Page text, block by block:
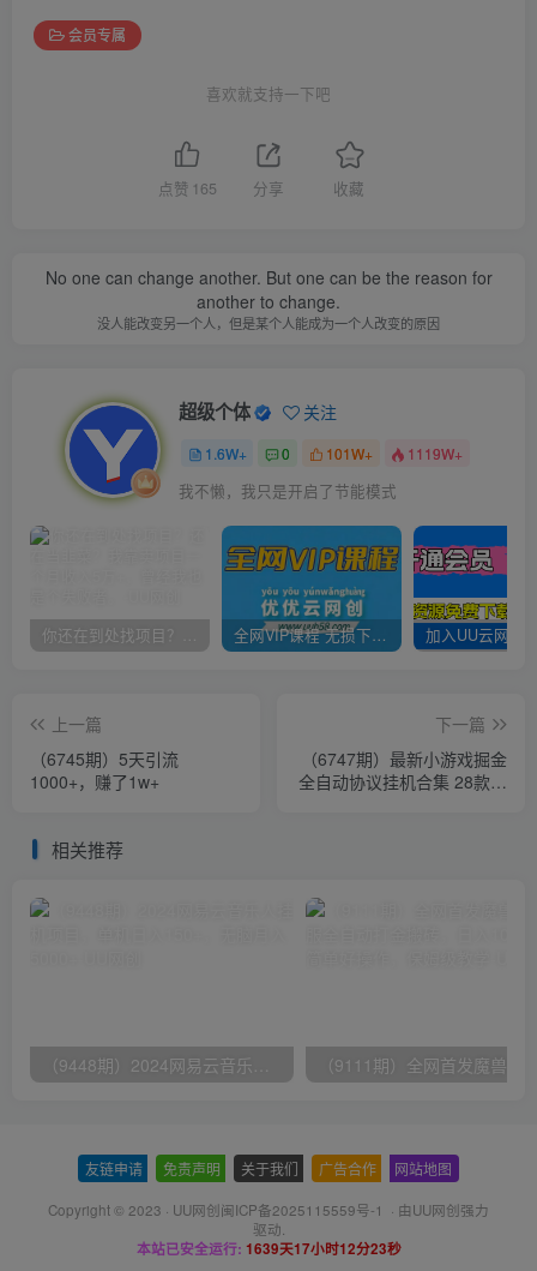
会员专属
喜欢就支持一下吧
点赞 165 分享 收藏
No one can change another. But one can be the reason for
another to change.
没人能改变另一个人，但是某个人能成为一个人改变的原因
超级个体 关注
1.6W+ 0 101W+ 1119W+
我不懒，我只是开启了节能模式
你还在到处找项目？还在当韭菜？我靠卖项目一个月收入5万+，曾经我也是个失败者。 全网VIP课程 无损下载~
上一篇
（6745期）5天引流
1000+，赚了1w+
下一篇
（6747期）最新小游戏掘金
全自动协议挂机合集 28款每
相关推荐
友链申请 免责声明 关于我们 广告合作 网站地图
Copyright © 2023 · UU网创闽ICP备2025115559号-1 · 由UU网创强力
驱动.
本站已安全运行: 1639天17小时12分23秒